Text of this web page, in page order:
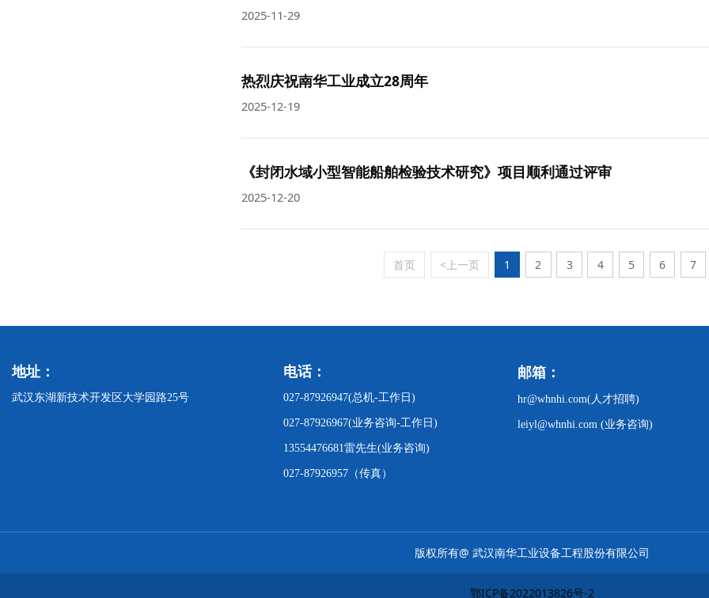
2025-11-29
热烈庆祝南华工业成立28周年
2025-12-19
《封闭水域小型智能船舶检验技术研究》项目顺利通过评审
2025-12-20
首页 <上一页 1 2 3 4 5 6 7
地址：
武汉东湖新技术开发区大学园路25号
电话：
027-87926947(总机-工作日)
027-87926967(业务咨询-工作日)
13554476681雷先生(业务咨询)
027-87926957（传真）
邮箱：
hr@whnhi.com(人才招聘)
leiyl@whnhi.com (业务咨询)
版权所有@ 武汉南华工业设备工程股份有限公司
鄂ICP备2022013826号-2